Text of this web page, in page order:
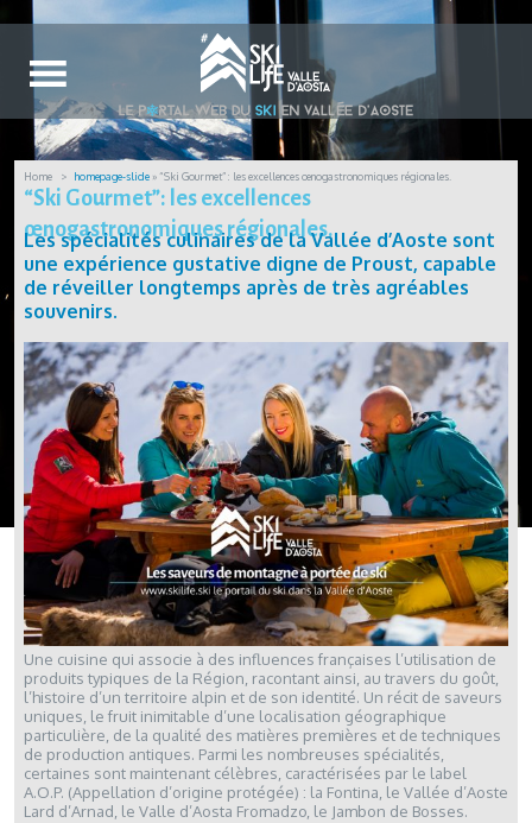
Home homepage-slide » “Ski Gourmet”: les excellences œnogastronomiques régionales.
“Ski Gourmet”: les excellences
œnogastronomiques régionales.
Les spécialités culinaires de la Vallée d’Aoste sont
une expérience gustative digne de Proust, capable
de réveiller longtemps après de très agréables
souvenirs.
Une cuisine qui associe à des influences françaises l’utilisation de
produits typiques de la Région, racontant ainsi, au travers du goût,
l’histoire d’un territoire alpin et de son identité. Un récit de saveurs
uniques, le fruit inimitable d’une localisation géographique
particulière, de la qualité des matières premières et de techniques
de production antiques. Parmi les nombreuses spécialités,
certaines sont maintenant célèbres, caractérisées par le label
A.O.P. (Appellation d’origine protégée) : la Fontina, le Vallée d’Aoste
Lard d’Arnad, le Valle d’Aosta Fromadzo, le Jambon de Bosses.